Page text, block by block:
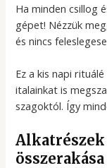
Ha minden csillog
gépet! Nézzük
és nincs
Ez a kis napi
italainkat is
szagoktól. Így
Alkatrészek
összerakása